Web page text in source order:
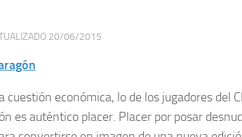
20/06/2015
cuestión económica, lo de los jugadores del
es auténtico placer. Placer por posar